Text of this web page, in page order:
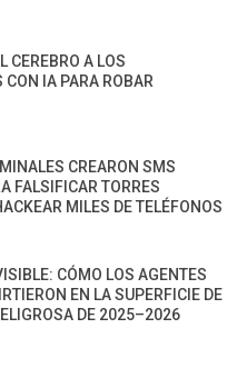
CEREBRO A LOS
CON IA PARA ROBAR
CREARON SMS
FALSIFICAR TORRES
MILES DE TELÉFONOS
CÓMO LOS AGENTES
EN LA SUPERFICIE DE
DE 2025–2026